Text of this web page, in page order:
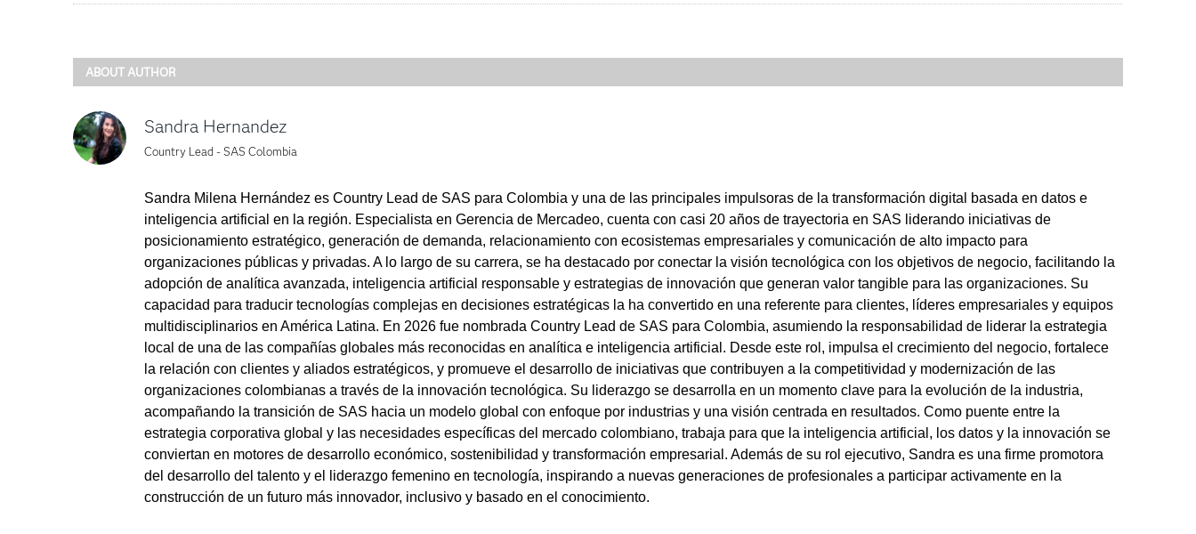
ABOUT AUTHOR
Sandra Hernandez
Country Lead - SAS Colombia
Sandra Milena Hernández es Country Lead de SAS para Colombia y una de las principales impulsoras de la transformación digital basada en datos e
inteligencia artificial en la región. Especialista en Gerencia de Mercadeo, cuenta con casi 20 años de trayectoria en SAS liderando iniciativas de
posicionamiento estratégico, generación de demanda, relacionamiento con ecosistemas empresariales y comunicación de alto impacto para
organizaciones públicas y privadas. A lo largo de su carrera, se ha destacado por conectar la visión tecnológica con los objetivos de negocio, facilitando la
adopción de analítica avanzada, inteligencia artificial responsable y estrategias de innovación que generan valor tangible para las organizaciones. Su
capacidad para traducir tecnologías complejas en decisiones estratégicas la ha convertido en una referente para clientes, líderes empresariales y equipos
multidisciplinarios en América Latina. En 2026 fue nombrada Country Lead de SAS para Colombia, asumiendo la responsabilidad de liderar la estrategia
local de una de las compañías globales más reconocidas en analítica e inteligencia artificial. Desde este rol, impulsa el crecimiento del negocio, fortalece
la relación con clientes y aliados estratégicos, y promueve el desarrollo de iniciativas que contribuyen a la competitividad y modernización de las
organizaciones colombianas a través de la innovación tecnológica. Su liderazgo se desarrolla en un momento clave para la evolución de la industria,
acompañando la transición de SAS hacia un modelo global con enfoque por industrias y una visión centrada en resultados. Como puente entre la
estrategia corporativa global y las necesidades específicas del mercado colombiano, trabaja para que la inteligencia artificial, los datos y la innovación se
conviertan en motores de desarrollo económico, sostenibilidad y transformación empresarial. Además de su rol ejecutivo, Sandra es una firme promotora
del desarrollo del talento y el liderazgo femenino en tecnología, inspirando a nuevas generaciones de profesionales a participar activamente en la
construcción de un futuro más innovador, inclusivo y basado en el conocimiento.